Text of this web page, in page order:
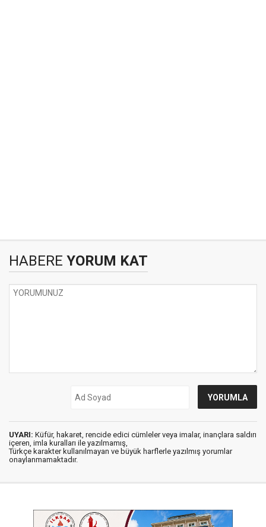
HABERE YORUM KAT
UYARI: Küfür, hakaret, rencide edici cümleler veya imalar, inançlara saldırı
içeren, imla kuralları ile yazılmamış,
Türkçe karakter kullanılmayan ve büyük harflerle yazılmış yorumlar
onaylanmamaktadır.